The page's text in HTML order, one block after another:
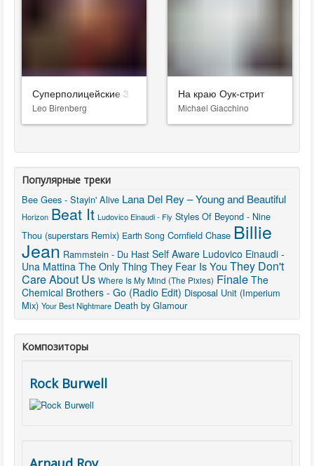
Суперполицейские 3
Leo Birenberg
На краю Оук-стрит
Michael Giacchino
Популярные треки
Bee Gees - Stayin' Alive Lana Del Rey – Young and Beautiful
Horizon Beat It Ludovico Einaudi - Fly Styles Of Beyond - Nine
Thou (superstars Remix) Earth Song Cornfield Chase Billie
Jean Rammstein - Du Hast Self Aware Ludovico Einaudi -
Una Mattina The Only Thing They Fear Is You They Don't
Care About Us Where Is My Mind (The Pixies) Finale The
Chemical Brothers - Go (Radio Edit) Disposal Unit (Imperium
Mix) Your Best Nightmare Death by Glamour
Композиторы
Rock Burwell